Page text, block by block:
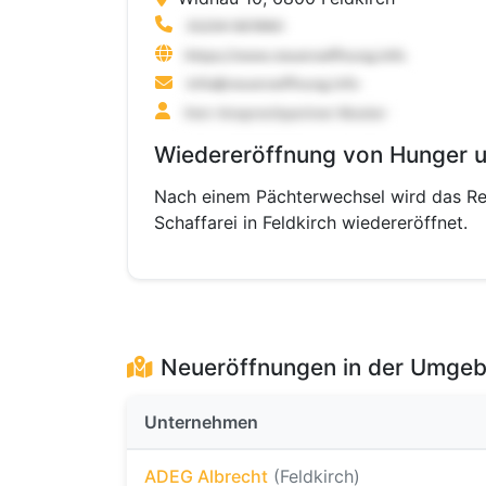
Wiedereröffnung von Hunger
Nach einem Pächterwechsel wird das
Schaffarei in Feldkirch wiedereröffnet.
Neueröffnungen in der
Unternehmen
ADEG Albrecht (Feldkirch)